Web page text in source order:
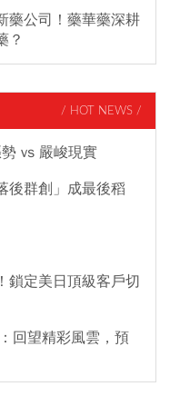
藥公司！藥華藥深耕
？
/ HOT NEWS /
vs 嚴峻現實
後群創」成最後稻
鎖定美日頂級客戶切
回望精彩風雲，預